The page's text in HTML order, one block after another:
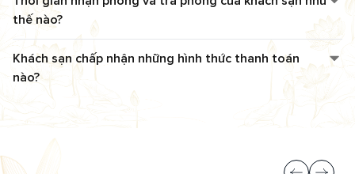
thế nào?
Khách sạn chấp nhận những hình thức thanh toán
nào?